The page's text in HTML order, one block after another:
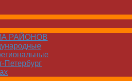
РАЙОНОВ
Петербург